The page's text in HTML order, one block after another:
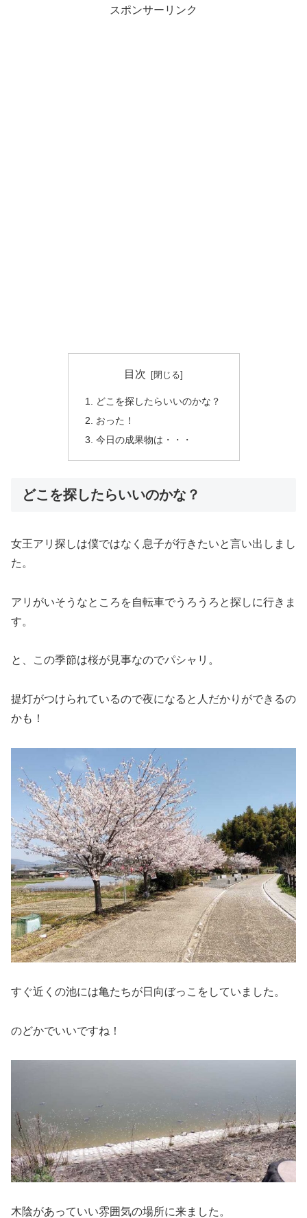
スポンサーリンク
目次
どこを探したらいいのかな？
おった！
今日の成果物は・・・
どこを探したらいいのかな？
女王アリ探しは僕ではなく息子が行きたいと言い出しまし
た。
アリがいそうなところを自転車でうろうろと探しに行きま
す。
と、この季節は桜が見事なのでパシャリ。
提灯がつけられているので夜になると人だかりができるの
かも！
すぐ近くの池には亀たちが日向ぼっこをしていました。
のどかでいいですね！
木陰があっていい雰囲気の場所に来ました。